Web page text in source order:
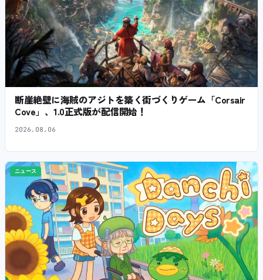
断崖絶壁に海賊のアジトを築く街づくりゲーム「Corsair
Cove」、1.0正式版が配信開始！
2026.08.06
ニュース